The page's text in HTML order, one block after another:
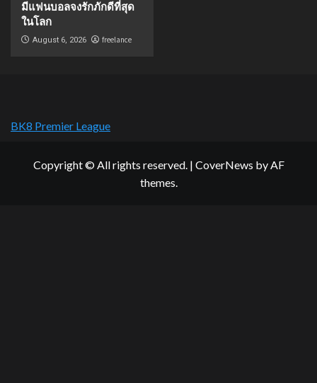
มีแฟนบอลจงรักภักดีที่สุด
ในโลก
August 6, 2026 freelance
BK8 Premier League
Copyright © All rights reserved. | CoverNews by AF
themes.